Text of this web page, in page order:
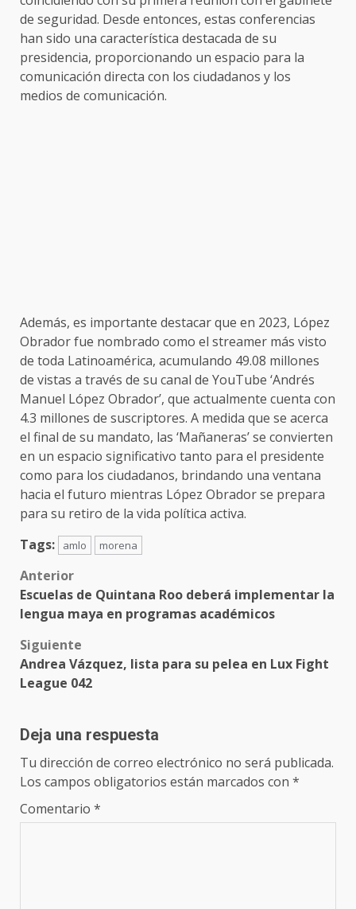
de seguridad. Desde entonces, estas conferencias
han sido una característica destacada de su
presidencia, proporcionando un espacio para la
comunicación directa con los ciudadanos y los
medios de comunicación.
Además, es importante destacar que en 2023, López
Obradorfue nombrado como el streamer más visto
de toda Latinoamérica, acumulando 49.08 millones
de vistas a través de su canal de YouTube ‘Andrés
Manuel López Obrador’, que actualmente cuenta con
4.3 millones de suscriptores. A medida que se acerca
el final de su mandato, las ‘Mañaneras’ se convierten
en un espacio significativo tanto para el presidente
como para los ciudadanos, brindando una ventana
hacia el futuro mientras López Obrador se prepara
para su retiro de la vida política activa.
Tags:
amlo morena
Post
navigation
Anterior
Escuelas de Quintana Roo deberá implementar la
lengua maya en programas académicos
Siguiente
Andrea Vázquez, lista para su pelea en Lux Fight
League 042
Deja una respuesta
Tu dirección de correo electrónico no será publicada.
Los campos obligatorios están marcados con *
Comentario *